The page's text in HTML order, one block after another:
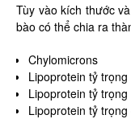
Tùy vào kích thước
bào có thể chia ra
Chylomicrons
Lipoprotein tỷ
Lipoprotein tỷ
Lipoprotein tỷ